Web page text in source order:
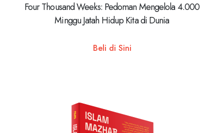
Four Thousand Weeks: Pedoman Mengelola 4.000
Minggu Jatah Hidup Kita di Dunia
Beli di Sini